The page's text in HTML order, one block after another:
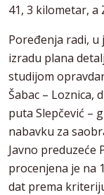
41, 3 kilometar,
Poređenja radi,
izradu plana
studijom
Šabac – Loznica,
puta Slepčević –
nabavku za
Javno preduzeće
procenjena je na
dat prema